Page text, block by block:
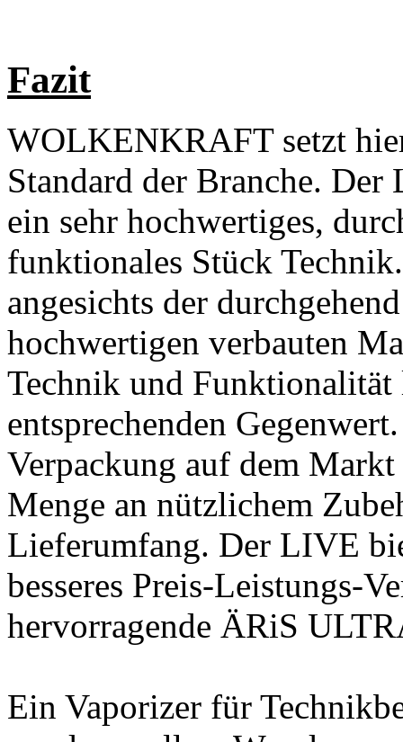
Fazit
WOLKENKRAFT setzt
Standard der Branche.
ein sehr hochwertiges,
funktionales Stück
angesichts der
hochwertigen verbauten
Technik und Funktionalität
entsprechenden
Verpackung auf dem
Menge an nützlichem
Lieferumfang. Der LIVE
besseres Preis-Leistungs-
hervorragende ÄRiS
Ein Vaporizer für